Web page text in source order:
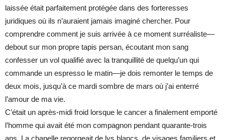
laissée était parfaitement protégée dans des forteresses
juridiques où ils n’auraient jamais imaginé chercher. Pour
comprendre comment je suis arrivée à ce moment surréaliste—
debout sur mon propre tapis persan, écoutant mon sang
confesser un vol qualifié avec la tranquillité de quelqu’un qui
commande un espresso le matin—je dois remonter le temps de
deux mois, jusqu’à ce mardi sombre de mars où j’ai enterré
l’amour de ma vie.
C’était un après-midi froid lorsque le cancer a finalement emporté
l’homme qui avait été mon compagnon pendant quarante-trois